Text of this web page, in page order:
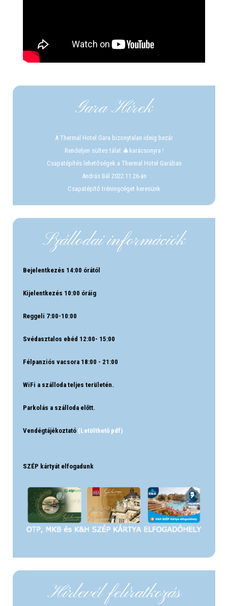
Gara Hírek
A Thermal Hotel Gara bizonytalan ideig bezár
Rendeljen sültes tálat 🎄karácsonyra !
Csapatépítés lehetőségek a Thermal Hotel Garában
András Bál 2022.11.26-án
Csapatépítő tréningcéget keresünk
Szállodai információk
Bejelentkezés 14:00 órától
Kijelentkezés 10:00 óráig
Reggeli 7:00-10:00
Svédasztalos ebéd 12:00- 15:00
Félpanziós vacsora 18:00 - 21:00
WiFi a szálloda teljes területén.
Parkolás a szálloda előtt.
Vendégtájékoztató (Letölthető pdf)
SZÉP kártyát elfogadunk
Hírlevél felíratkozás